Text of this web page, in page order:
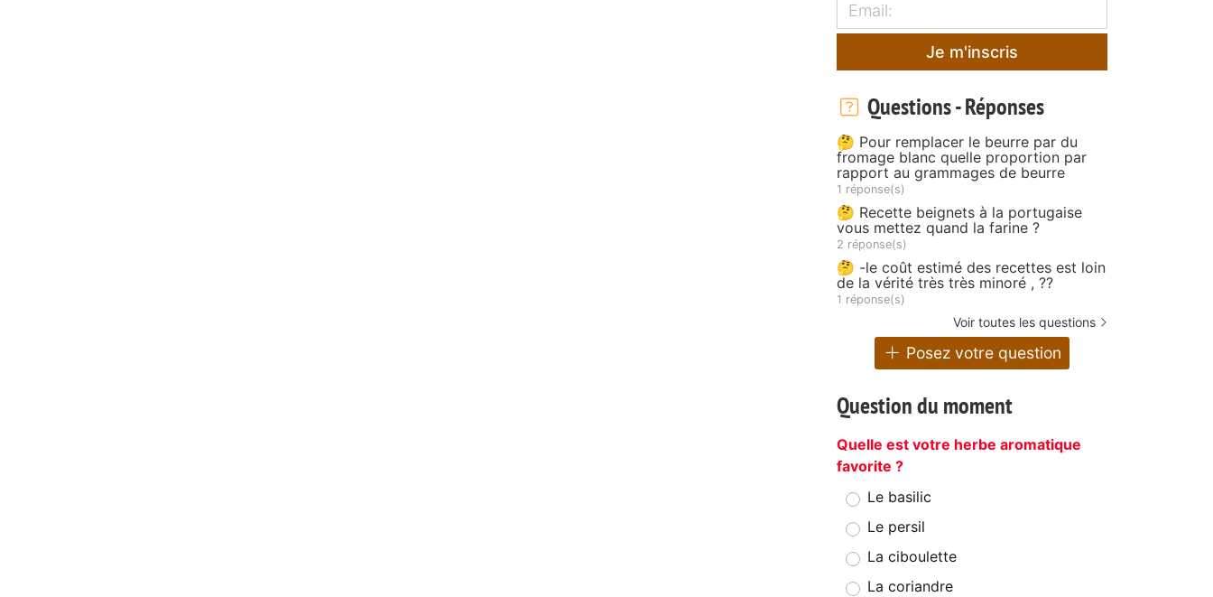
Je m'inscris
Questions - Réponses
🤔 Pour remplacer le beurre par du
fromage blanc quelle proportion par
rapport au grammages de beurre
1 réponse(s)
🤔 Recette beignets à la portugaise
vous mettez quand la farine ?
2 réponse(s)
🤔 -le coût estimé des recettes est loin
de la vérité très très minoré , ??
1 réponse(s)
Voir toutes les questions
Posez votre question
Question du moment
Quelle est votre herbe aromatique
favorite ?
Le basilic
Le persil
La ciboulette
La coriandre